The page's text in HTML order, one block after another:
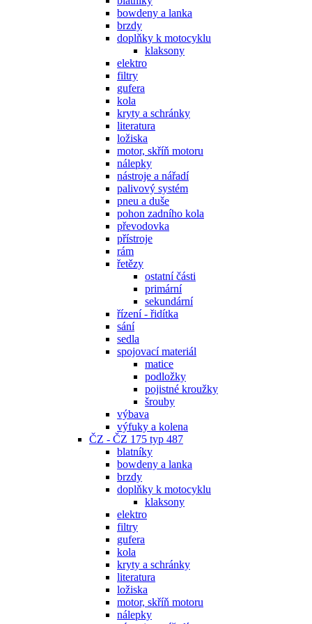
bowdeny a lanka
brzdy
doplňky k motocyklu
klaksony
elektro
filtry
gufera
kola
kryty a schránky
literatura
ložiska
motor, skříň motoru
nálepky
nástroje a nářadí
palivový systém
pneu a duše
pohon zadního kola
převodovka
přístroje
rám
řetězy
ostatní části
primární
sekundární
řízení - řidítka
sání
sedla
spojovací materiál
matice
podložky
pojistné kroužky
šrouby
výbava
výfuky a kolena
ČZ - ČZ 175 typ 487
blatníky
bowdeny a lanka
brzdy
doplňky k motocyklu
klaksony
elektro
filtry
gufera
kola
kryty a schránky
literatura
ložiska
motor, skříň motoru
nálepky